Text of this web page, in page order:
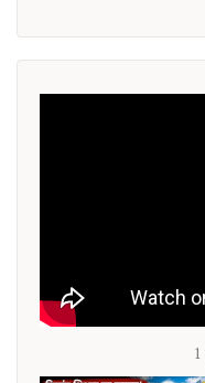
1